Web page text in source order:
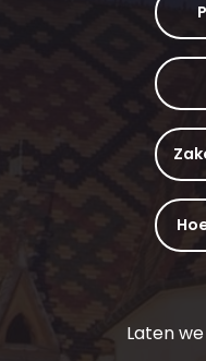
Laten